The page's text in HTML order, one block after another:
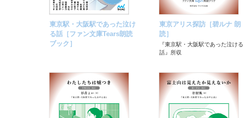
東京駅・大阪駅であった泣け
る話［ファン文庫Tears朗読
ブック］
東京アリス探訪［碧ルナ 朗
読］
『東京駅・大阪駅であった泣ける
話』所収